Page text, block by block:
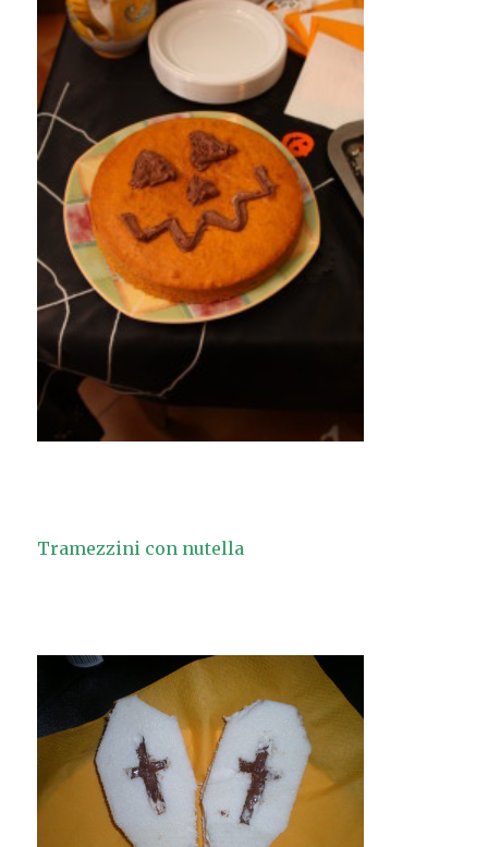
Tramezzini con nutella